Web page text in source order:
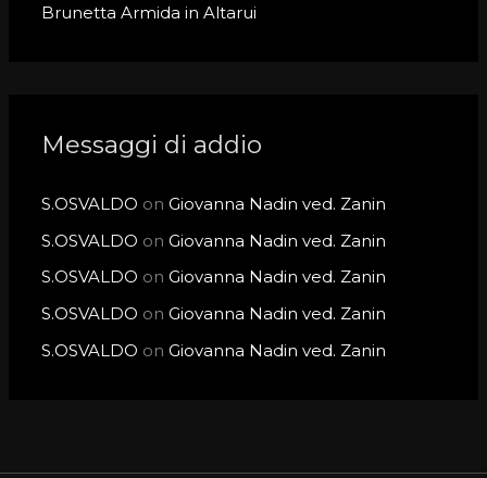
Brunetta Armida in Altarui
Messaggi di addio
S.OSVALDO onGiovanna Nadin ved. Zanin
S.OSVALDO onGiovanna Nadin ved. Zanin
S.OSVALDO onGiovanna Nadin ved. Zanin
S.OSVALDO onGiovanna Nadin ved. Zanin
S.OSVALDO onGiovanna Nadin ved. Zanin